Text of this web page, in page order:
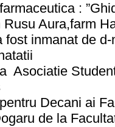
:
Rusu Aura,farm
fost inmanat de
Asociatie
Decani ai
de la